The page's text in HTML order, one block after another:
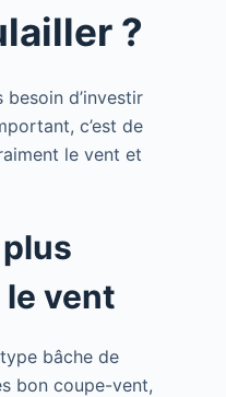
?
besoin d’investir
c’est de
le vent et
vent
bâche de
bon coupe-vent,